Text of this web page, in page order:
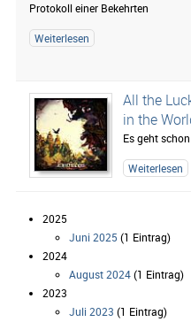
Protokoll einer Bekehrten
Weiterlesen
All the
in the
Es geht schon
Weiterlesen
2025
Juni 2025 (1 Eintrag)
2024
August 2024(1 Eintrag)
2023
Juli 2023 (1 Eintrag)